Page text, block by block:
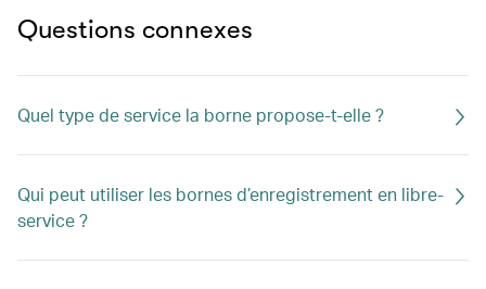
Questions connexes
Quel type de service la borne propose-t-elle ?
Qui peut utiliser les bornes d’enregistrement en libre-
service ?